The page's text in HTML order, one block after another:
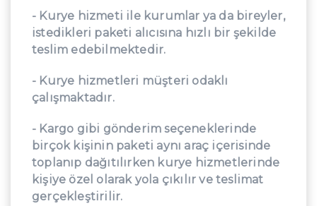
- Kurye hizmeti ile kurumlar ya da bireyler,
istedikleri paketi alıcısına hızlı bir şekilde
teslim edebilmektedir.
- Kurye hizmetleri müşteri odaklı
çalışmaktadır.
- Kargo gibi gönderim seçeneklerinde
birçok kişinin paketi aynı araç içerisinde
toplanıp dağıtılırken kurye hizmetlerinde
kişiye özel olarak yola çıkılır ve teslimat
gerçekleştirilir.